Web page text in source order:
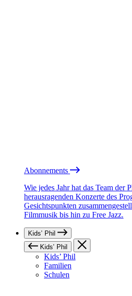
Abonnements
Wie jedes Jahr hat das Team der
herausragenden Konzerte des
Gesichtspunkten
Filmmusik bis hin zu Free Jazz.
Kids’ Phil
Kids’ Phil
Kids’ Phil
Familien
Schulen